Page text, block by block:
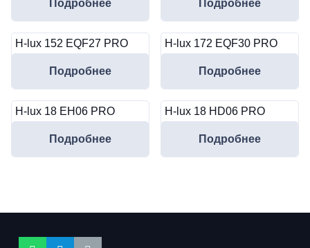
Подробнее Подробнее
H-lux 152 EQF27 PRO
Подробнее
H-lux 172 EQF30 PRO
Подробнее
H-lux 18 EH06 PRO
Подробнее
H-lux 18 HD06 PRO
Подробнее